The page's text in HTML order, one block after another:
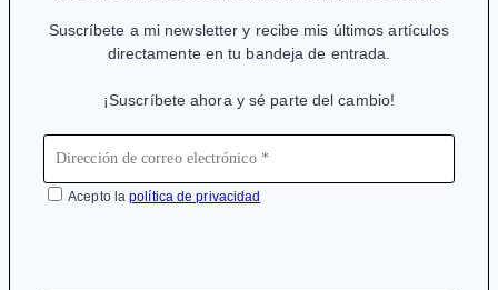
Suscríbete a mi newsletter y recibe mis últimos artículos
directamente en tu bandeja de entrada.
¡Suscríbete ahora y sé parte del cambio!
Acepto lapolítica de privacidad